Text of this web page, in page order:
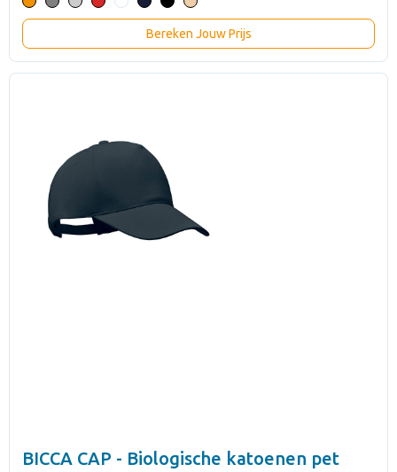
Bereken Jouw Prijs
BICCA CAP - Biologische katoenen pet